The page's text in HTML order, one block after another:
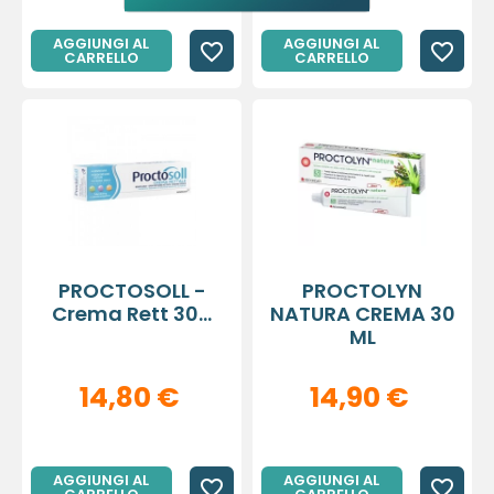
AGGIUNGI AL
CARRELLO favorite_border AGGIUNGI AL
CARRELLO favorite_border
PROCTOSOLL -
Crema Rett 30...
14,80 €
AGGIUNGI AL favorite_border
PROCTOLYN
NATURA CREMA 30
ML
14,90 €
AGGIUNGI AL favorite_border